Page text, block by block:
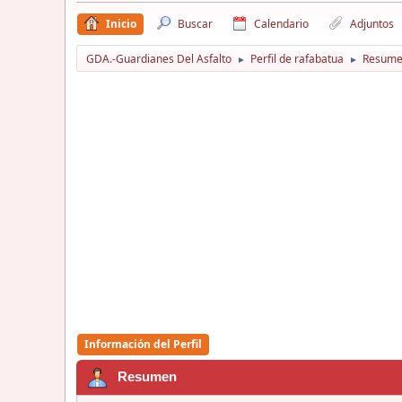
Inicio Buscar Calendario Adjuntos
GDA.-Guardianes Del Asfalto ► Perfil de rafabatua ►
Información del Perfil
Resumen